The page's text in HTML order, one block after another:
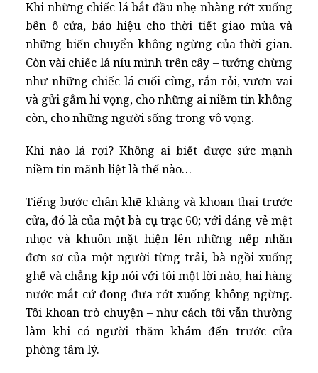
Khi những chiếc lá bắt đầu nhẹ nhàng rớt xuống
bên ô cửa, báo hiệu cho thời tiết giao mùa và
những biến chuyển không ngừng của thời gian.
Còn vài chiếc lá níu mình trên cây – tưởng chừng
như những chiếc lá cuối cùng, rắn rỏi, vươn vai
và gửi gắm hi vọng, cho những ai niềm tin không
còn, cho những người sống trong vô vọng.
Khi nào lá rơi? Không ai biết được sức mạnh
niềm tin mãnh liệt là thế nào…
Tiếng bước chân khẽ khàng và khoan thai trước
cửa, đó là của một bà cụ trạc 60; với dáng vẻ mệt
nhọc và khuôn mặt hiện lên những nếp nhăn
đơn sơ của một người từng trải, bà ngồi xuống
ghế và chẳng kịp nói với tôi một lời nào, hai hàng
nước mắt cứ đong đưa rớt xuống không ngừng.
Tôi khoan trò chuyện – như cách tôi vẫn thường
làm khi có người thăm khám đến trước cửa
phòng tâm lý.